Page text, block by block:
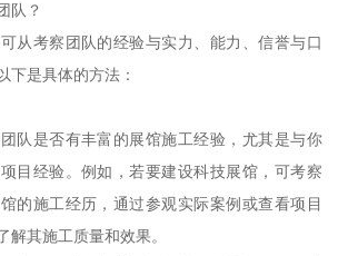
队？
从考察团队的经验与实力、能力、信誉与口
下是具体的方法：
队是否有丰富的展馆施工经验，尤其是与你
目经验。例如，若要建设科技展馆，可考察
的施工经历，通过参观实际案例或查看项目
解其施工质量和效果。